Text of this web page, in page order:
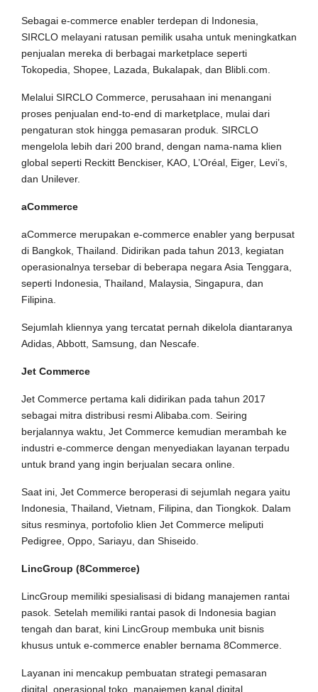
Sebagai e-commerce enabler terdepan di Indonesia,
SIRCLO melayani ratusan pemilik usaha untuk meningkatkan
penjualan mereka di berbagai marketplace seperti
Tokopedia, Shopee, Lazada, Bukalapak, dan Blibli.com.
Melalui SIRCLO Commerce, perusahaan ini menangani
proses penjualan end-to-end di marketplace, mulai dari
pengaturan stok hingga pemasaran produk. SIRCLO
mengelola lebih dari 200 brand, dengan nama-nama klien
global seperti Reckitt Benckiser, KAO, L’Oréal, Eiger, Levi’s,
dan Unilever.
aCommerce
aCommerce merupakan e-commerce enabler yang berpusat
di Bangkok, Thailand. Didirikan pada tahun 2013, kegiatan
operasionalnya tersebar di beberapa negara Asia Tenggara,
seperti Indonesia, Thailand, Malaysia, Singapura, dan
Filipina.
Sejumlah kliennya yang tercatat pernah dikelola diantaranya
Adidas, Abbott, Samsung, dan Nescafe.
Jet Commerce
Jet Commerce pertama kali didirikan pada tahun 2017
sebagai mitra distribusi resmi Alibaba.com. Seiring
berjalannya waktu, Jet Commerce kemudian merambah ke
industri e-commerce dengan menyediakan layanan terpadu
untuk brand yang ingin berjualan secara online.
Saat ini, Jet Commerce beroperasi di sejumlah negara yaitu
Indonesia, Thailand, Vietnam, Filipina, dan Tiongkok. Dalam
situs resminya, portofolio klien Jet Commerce meliputi
Pedigree, Oppo, Sariayu, dan Shiseido.
LincGroup (8Commerce)
LincGroup memiliki spesialisasi di bidang manajemen rantai
pasok. Setelah memiliki rantai pasok di Indonesia bagian
tengah dan barat, kini LincGroup membuka unit bisnis
khusus untuk e-commerce enabler bernama 8Commerce.
Layanan ini mencakup pembuatan strategi pemasaran
digital, operasional toko, manajemen kanal digital,